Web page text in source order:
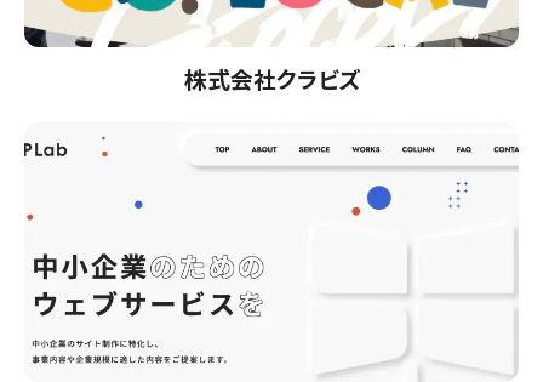
株式会社クラビズ